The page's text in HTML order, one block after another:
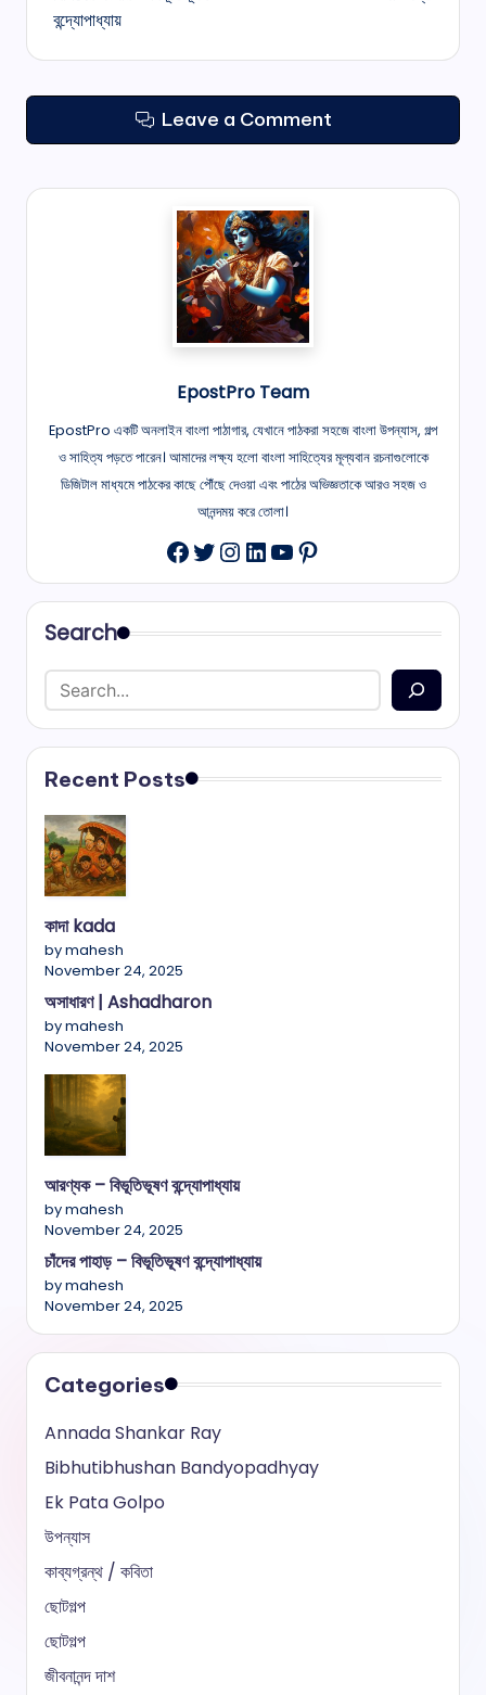
বন্দ্যোপাধ্যায়
Leave a Comment
EpostPro Team
EpostPro একটি অনলাইন বাংলা পাঠাগার, যেখানে পাঠকরা সহজে বাংলা উপন্যাস, গল্প
ও সাহিত্য পড়তে পারেন। আমাদের লক্ষ্য হলো বাংলা সাহিত্যের মূল্যবান রচনাগুলোকে
ডিজিটাল মাধ্যমে পাঠকের কাছে পৌঁছে দেওয়া এবং পাঠের অভিজ্ঞতাকে আরও সহজ ও
আনন্দময় করে তোলা।
Facebook
Twitter
Instagram
LinkedIn
YouTube
Pinterest
Search
Recent Posts
কাদা kada
by mahesh
November 24, 2025
অসাধারণ | Ashadharon
by mahesh
November 24, 2025
আরণ্যক – বিভূতিভূষণ বন্দ্যোপাধ্যায়
by mahesh
November 24, 2025
চাঁদের পাহাড় – বিভূতিভূষণ বন্দ্যোপাধ্যায়
by mahesh
November 24, 2025
Categories
Annada Shankar Ray
Bibhutibhushan Bandyopadhyay
Ek Pata Golpo
উপন্যাস
কাব্যগ্রন্থ / কবিতা
ছোটগল্প
ছোটগল্প
জীবনানন্দ দাশ